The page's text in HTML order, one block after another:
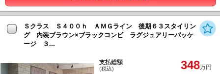
Ｓクラス Ｓ４００ｈ ＡＭＧライン 後期６３スタイリン
グ 内装ブラウン×ブラックコンビ ラグジュアリーパッケ
ージ ３...
支払総額
(税込) 348万円